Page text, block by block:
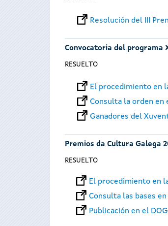
Resolución del III
Convocatoria del programa
RESUELTO
El procedimiento en
Consulta la orden en
Ganadores del
Premios da Cultura Galega
RESUELTO
El procedimiento en
Consulta las bases en
Publicación en el